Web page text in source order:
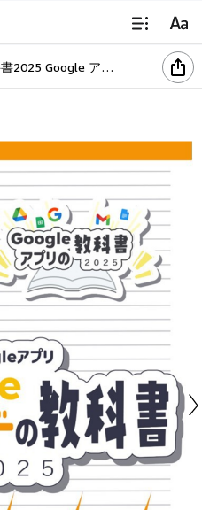
はじめてのGoogle スライドの教科書2025 Google アプリの教科書シリーズ2025年版